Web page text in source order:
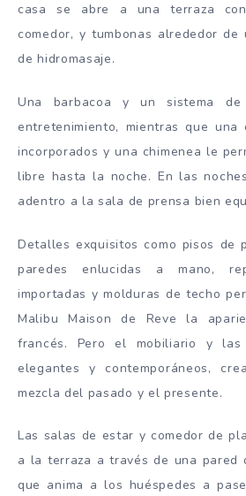
casa se abre a una terraza
comedor, y tumbonas alrededor de
de hidromasaje.
Una barbacoa y un sistema
entretenimiento, mientras que una
incorporados y una chimenea le
libre hasta la noche. En las
adentro a la sala de prensa bien
Detalles exquisitos como pisos de
paredes enlucidas a mano,
importadas y molduras de techo
Malibu Maison de Reve la
francés. Pero el mobiliario y
elegantes y contemporáneos,
mezcla del pasado y el presente.
Las salas de estar y comedor de
a la terraza a través de una pared
que anima a los huéspedes a